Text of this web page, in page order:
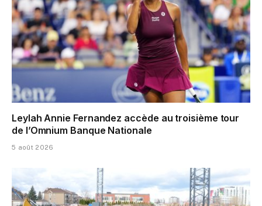
Leylah Annie Fernandez accède au troisième tour
de l’Omnium Banque Nationale
5 août 2026